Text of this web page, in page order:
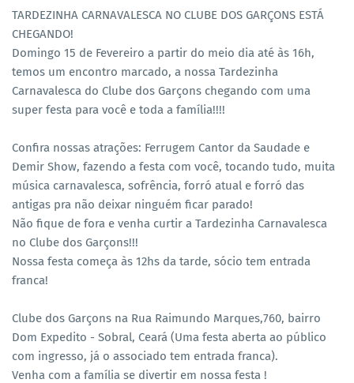
TARDEZINHA CARNAVALESCA NO CLUBE DOS GARÇONS ESTÁ
CHEGANDO!
Domingo 15 de Fevereiro a partir do meio dia até às 16h,
temos um encontro marcado, a nossa Tardezinha
Carnavalesca do Clube dos Garçons chegando com uma
super festa para você e toda a família!!!!
Confira nossas atrações: Ferrugem Cantor da Saudade e
Demir Show, fazendo a festa com você, tocando tudo, muita
música carnavalesca, sofrência, forró atual e forró das
antigas pra não deixar ninguém ficar parado!
Não fique de fora e venha curtir a Tardezinha Carnavalesca
no Clube dos Garçons!!!
Nossa festa começa às 12hs da tarde, sócio tem entrada
franca!
Clube dos Garçons na Rua Raimundo Marques,760, bairro
Dom Expedito - Sobral, Ceará (Uma festa aberta ao público
com ingresso, já o associado tem entrada franca).
Venha com a família se divertir em nossa festa !